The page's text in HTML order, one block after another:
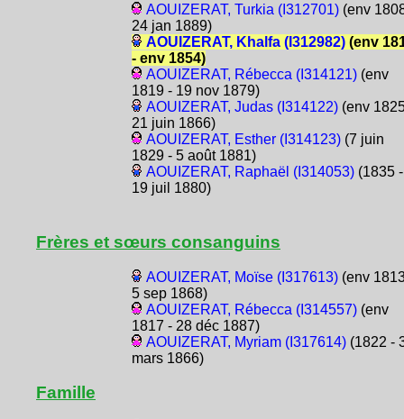
AOUIZERAT, Turkia (I312701)(env
24 jan 1889)
AOUIZERAT, Khalfa (I312982)(env
- env 1854)
AOUIZERAT, Rébecca (I314121)(env
1819 - 19 nov 1879)
AOUIZERAT, Judas (I314122)(env
21 juin 1866)
AOUIZERAT, Esther (I314123)(7 juin
1829 - 5 août 1881)
AOUIZERAT, Raphaël (I314053)(1835 -
19 juil 1880)
Frères et sœurs consanguins
AOUIZERAT, Moïse (I317613)(env
5 sep 1868)
AOUIZERAT, Rébecca (I314557)(env
1817 - 28 déc 1887)
AOUIZERAT, Myriam (I317614)(1822 -
mars 1866)
Famille